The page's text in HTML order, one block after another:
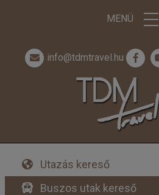
MENÜ
info@tdmtravel.hu
Utazás kereső
Buszos utak kereső